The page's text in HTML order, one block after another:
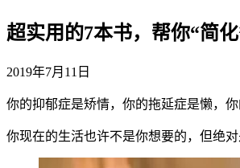
超实用的7本书，帮你“简
2019年7月11日
你的抑郁症是矫情，你的拖延症是懒，
你现在的生活也许不是你想要的，但绝